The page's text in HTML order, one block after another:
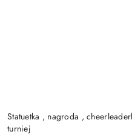
Statuetka , nagroda ,
turniej